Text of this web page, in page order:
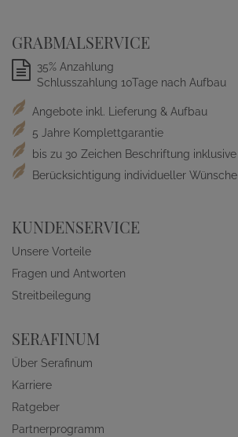
GRABMALSERVICE
35% Anzahlung
Schlusszahlung 10Tage nach Aufbau
Angebote inkl. Lieferung & Aufbau
5 Jahre Komplettgarantie
bis zu 30 Zeichen Beschriftung inklusive
Berücksichtigung individueller Wünsche
KUNDENSERVICE
Unsere Vorteile
Fragen und Antworten
Streitbeilegung
SERAFINUM
Über Serafinum
Karriere
Ratgeber
Partnerprogramm